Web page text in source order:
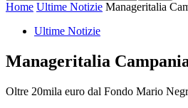
Home Ultime Notizie Manageritalia
Ultime Notizie
Manageritalia
Oltre 20mila euro dal Fondo Mario